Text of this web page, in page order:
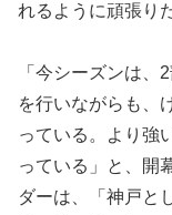
れるように頑張り
「今シーズンは
を行いながらも、
っている。より強
っている」と、開
ダーは、「神戸と